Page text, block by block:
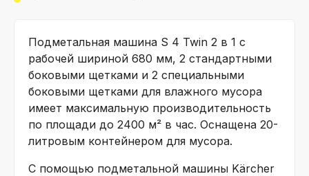
Подметальная машина S 4 Twin 2 в 1 с
рабочей шириной 680 мм, 2 стандартными
боковыми щетками и 2 специальными
боковыми щетками для влажного мусора
имеет максимальную производительность
по площади до 2400 м² в час. Оснащена 20-
литровым контейнером для мусора.
С помощью подметальной машины Kärcher